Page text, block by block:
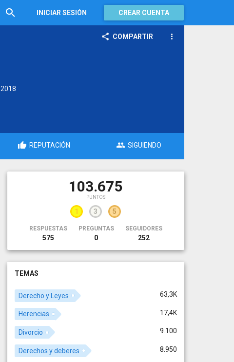
INICIAR SESIÓN CREAR CUENTA
COMPARTIR
2018
REPUTACIÓN SIGUIENDO
103.675
PUNTOS
1 3 5
RESPUESTAS
575
PREGUNTAS
0
SEGUIDORES
252
TEMAS
63,3K
Derecho y Leyes
17,4K
Herencias
9.100
Divorcio
8.950
Derechos y deberes